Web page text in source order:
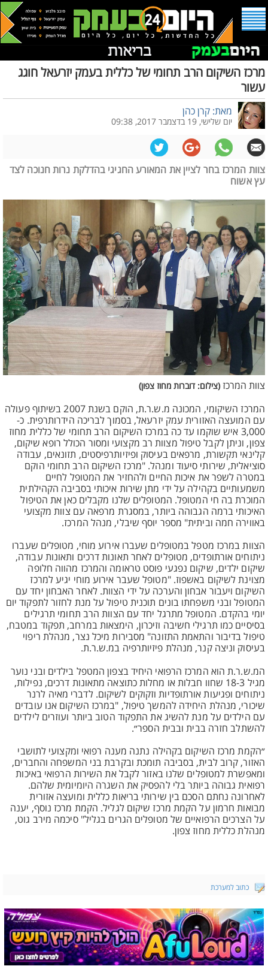
מרכז השיקום הרב תחומי של כללית בעמק יזרעאל חוגג
עשור
מאת: קרן כהן
יום שלישי, 19 בדצמבר 2017, 09:38
צוות המרכז בחר לציין את המאורע החגיגי בהדלקת נרות חנוכה לצד
עץ אשוח
צוות המרכז (צילום: דוברות מחוז צפון)
המרכז השיקומי, המכונה מ.ש.ר.ת, הוקם בשנת 2007 בשיתוף פעולה
עם המועצה האזורית עמק יזרעאל, בסמוך לבריכה הידרותרפית. כ-
3,000 איש שוקמו עד כה במרכז השיקום הרב תחומי של כללית מחוז
צפון, וניתן לקבל טיפול מצוות רב מקצועי ומסור הכולל רופא שיקום,
קלינאי תקשורת, מרפאים בעיסוק ופיזיותרפיסטים, תזונאים, עבודה
סוציאלית, שירותי סיעוד ומנהל. "מרכז השיקום הרב תחומי הוקם
במטרה לשפר את איכות החיים ולהחזיר את המטופל לחיים
משמעותיים בקהילה על ידי מתן שירות איכותי בסביבה הקהילתית
המוכרת בה חי המטופל. המטופלים שלנו מקבלים כאן את הטיפול
האיכותי ברמה הגבוהה ביותר, במסגרת מרפאה עם צוות מקצועי
באווירה חמה וביתית" מספר יוסף שיבלי, מנהל המרכז.
הצוות במרכז מטפל במטופלים שעברו אירוע מוחי, מטופלים שעברו
ניתוחים אורתופדים, מטופלים לאחר תאונות דרכים ותאונות עבודה,
שיקום ילדים, שיקום נפגעי פוסט טראומה והמרכז מהווה חלופה
מצוינת לשיקום באשפוז. "מטופל שעבר אירוע מוחי יגיע למרכז
השיקום ויעבור אבחון והערכה על ידי הצוות. לאחר האבחון יחד עם
המטופל ובני משפחתו בונים תוכנית טיפול על מנת לחזור לתפקוד יום
יומי בהקדם. המטופל מתרגל יחד עם הצוות הרב תחומי תרגילים
בסיסיים כמו תרגילי חשיבה וזיכרון, הימצאות במרחב, תפקוד במטבח,
טיפול בדיבור והתאמת התזונה" מסבירות מיכל נצר, מנהלת ריפוי
בעיסוק וניצה קנר, מנהלת פיזיותרפיה במ.ש.ר.ת.
המ.ש.ר.ת הוא המרכז הרפואי היחיד בצפון המטפל בילדים ובני נוער
מגיל 18-3 שחוו חבלות או מחלות כתוצאה מתאונות דרכים, נפילות,
ניתוחים ופגיעות אורתופדיות וזקוקים לשיקום. לדברי מאיה לרנר
שיכורי, מנהלת היחידה להמשך טיפול, "במרכז השיקום אנו עובדים
עם הילדים על מנת להשיג את התפקוד הטוב ביותר ועוזרים לילדים
להשתלב חזרה בבית ובבית הספר״.
״הקמת מרכז השיקום בקהילה נתנה מענה רפואי ומקצועי לתושבי
האזור, קרוב לבית, בסביבה תומכת ובקרבת בני המשפחה והחברים,
ומאפשרת למטופלים שלנו באזור לקבל את השירות הרפואי באיכות
רפואית גבוהה ביותר בלי להפסיק את השגרה היומיומית שלהם.
לאחרונה נחתם הסכם בין שירותי בריאות כללית ומועצה אזורית
מבואות חרמון על הקמת מרכז שיקום לגליל. הקמת מרכז נוסף, יענה
על הצרכים הרפואיים של מטופלים הגרים בגליל" סיכמה מירב גוט,
מנהלת כללית מחוז צפון.
כתוב למערכת